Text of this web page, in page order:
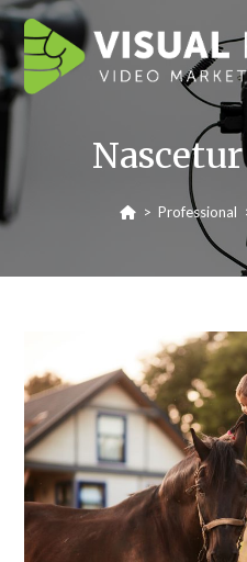
> Professional